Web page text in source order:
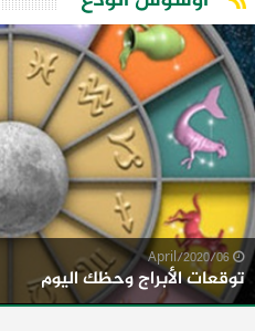
توقعات الأبراج وحظك اليوم